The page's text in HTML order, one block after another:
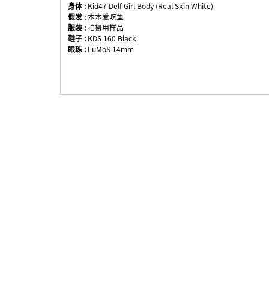
身体 : Kid47 Delf Girl Body (Real Skin White)
假发 :木木爱吃鱼
服装 :拍摄用样品
鞋子 : KDS 160 Black
眼珠 : LuMoS 14mm